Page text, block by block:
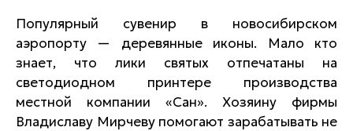
Популярный сувенир в новосибирском
аэропорту — деревянные иконы. Мало кто
знает, что лики святых отпечатаны на
светодиодном принтере производства
местной компании «Сан». Хозяину фирмы
Владиславу Мирчеву помогают зарабатывать не